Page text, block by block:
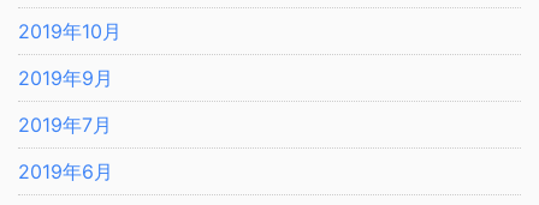
2019年10月
2019年9月
2019年7月
2019年6月